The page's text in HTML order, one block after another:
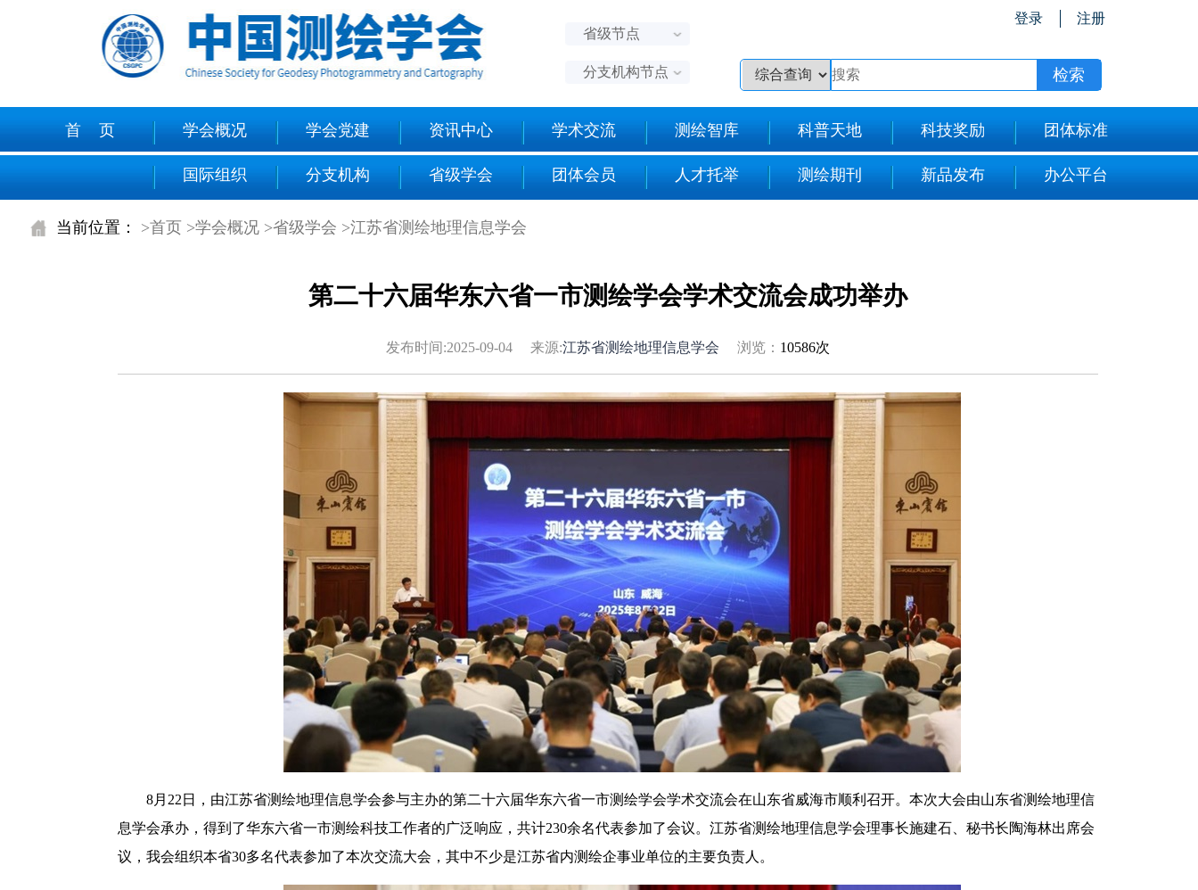
省级节点
分支机构节点
登录 注册
首 页 学会概况 学会党建 资讯中心 学术交流 测绘智库 科普天地 科技奖励 团体标准
国际组织 分支机构 省级学会 团体会员 人才托举 测绘期刊 新品发布 办公平台
当前位置： >首页 >学会概况 >省级学会 >江苏省测绘地理信息学会
第二十六届华东六省一市测绘学会学术交流会成功举办
发布时间:2025-09-04 来源:江苏省测绘地理信息学会 浏览： 10586次
8月22日，由江苏省测绘地理信息学会参与主办的第二十六届华东六省一市测绘学会学术交流会在山东省威海市顺利召开。本次大会由山东省测绘地理信
息学会承办，得到了华东六省一市测绘科技工作者的广泛响应，共计230余名代表参加了会议。江苏省测绘地理信息学会理事长施建石、秘书长陶海林出席会
议，我会组织本省30多名代表参加了本次交流大会，其中不少是江苏省内测绘企事业单位的主要负责人。